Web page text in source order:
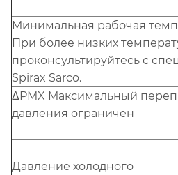
Минимальная рабочая
При более низких
проконсультируйтесь с
Spirax Sarco.
ΔPMX Максимальный
давления ограничен
Давление холодного